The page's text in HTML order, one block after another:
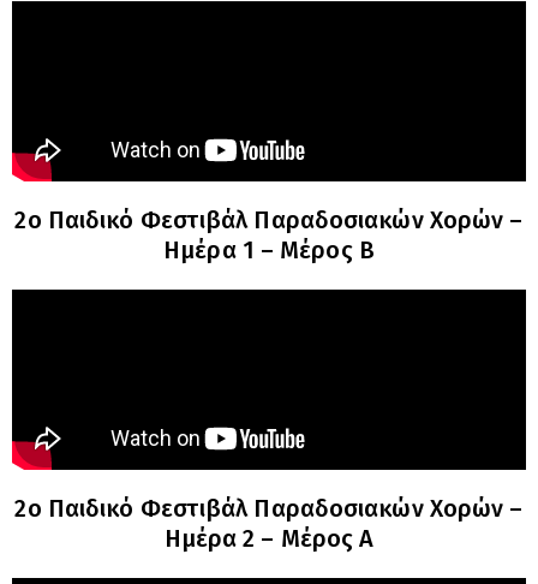
2o Παιδικό Φεστιβάλ Παραδοσιακών Χορών –
Ημέρα 1 – Μέρος B
2o Παιδικό Φεστιβάλ Παραδοσιακών Χορών –
Ημέρα 2 – Μέρος Α